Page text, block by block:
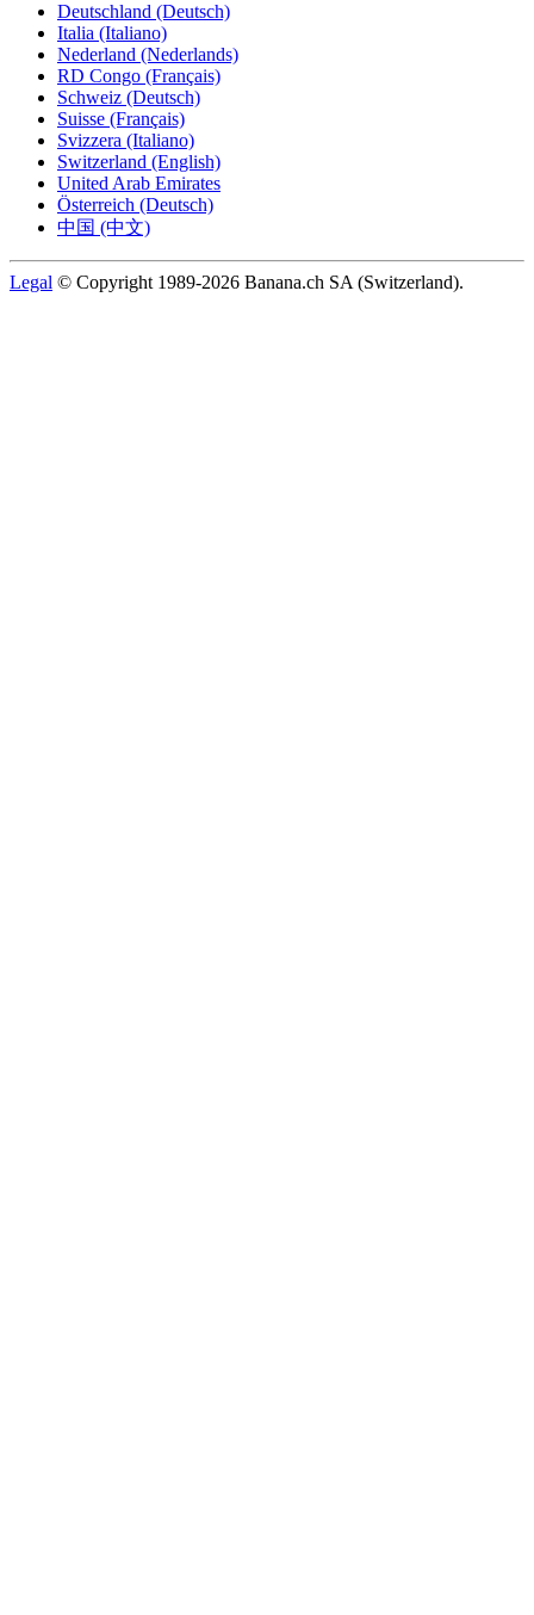
Deutschland (Deutsch)
Italia (Italiano)
Nederland (Nederlands)
RD Congo (Français)
Schweiz (Deutsch)
Suisse (Français)
Svizzera (Italiano)
Switzerland (English)
United Arab Emirates
Österreich (Deutsch)
中国 (中文)
Legal © Copyright 1989-2026 Banana.ch SA (Switzerland).